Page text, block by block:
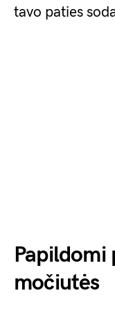
tavo paties
Papildomi
močiutės